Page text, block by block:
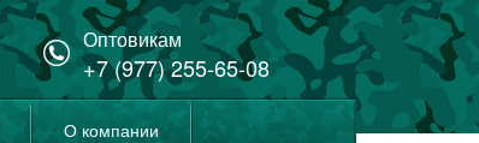
Оптовикам
+7 (977) 255-65-08
О компании